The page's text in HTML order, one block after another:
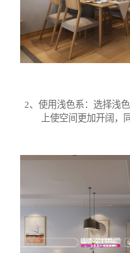
2、使用浅色系：选择浅
上使空间更加开阔，